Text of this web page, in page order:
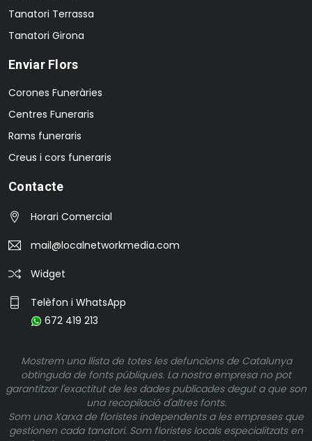
Tanatori Terrassa
Tanatori Girona
Enviar Flors
Corones Funeràries
Centres Funeraris
Rams funeraris
Creus i cors funeraris
Contacte
Horari Comercial
mail@localnetworkmedia.com
Widget
Telèfon i WhatsApp
672 419 213
Mostrem una llista de totes les defuncions de Catalunya
obtinguda de fonts públiques. La nostra empresa no pot
garantitzar l'exactitut de les dades publicades degut a que son
una recopilació d'altres fonts.
Som una Xarxa de floristes independents a les empreses que
gestionen cada tanatori. Som floristes locals especialitzats en